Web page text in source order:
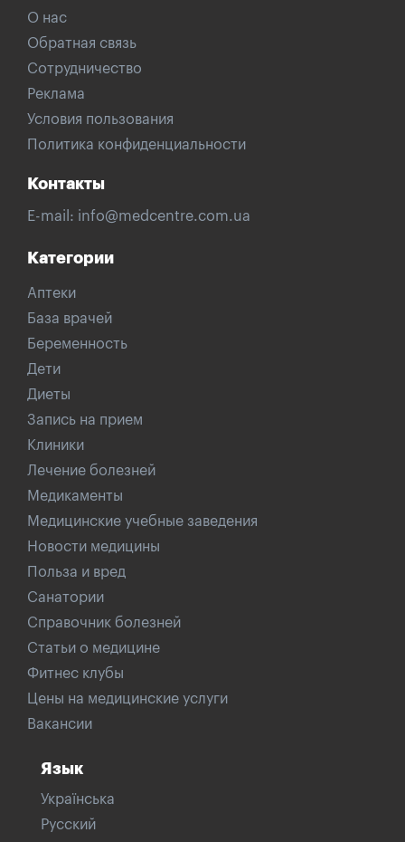
О нас
Обратная связь
Сотрудничество
Реклама
Условия пользования
Политика конфиденциальности
Контакты
E-mail: info@medcentre.com.ua
Категории
Аптеки
База врачей
Беременность
Дети
Диеты
Запись на прием
Клиники
Лечение болезней
Медикаменты
Медицинские учебные заведения
Новости медицины
Польза и вред
Санатории
Справочник болезней
Статьи о медицине
Фитнес клубы
Цены на медицинские услуги
Вакансии
Язык
Українська
Русский